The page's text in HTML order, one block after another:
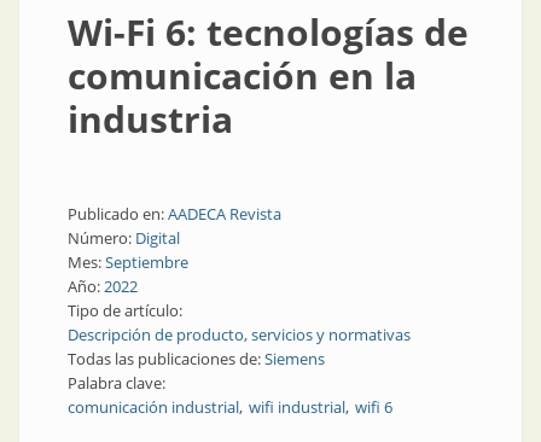
Wi-Fi 6: tecnologías de
comunicación en la
industria
Publicado en:AADECA Revista
Número: Digital
Mes:Septiembre
Año:2022
Tipo de artículo:
Descripción de producto, servicios y normativas
Todas las publicaciones de:Siemens
Palabra clave:
comunicación industrial wifi industrial wifi 6